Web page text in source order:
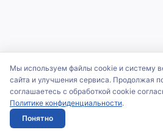
Мы используем файлы cookie и систему
сайта и улучшения сервиса. Продолжая
соглашаетесь с обработкой cookie
Политике конфиденциальности.
Понятно